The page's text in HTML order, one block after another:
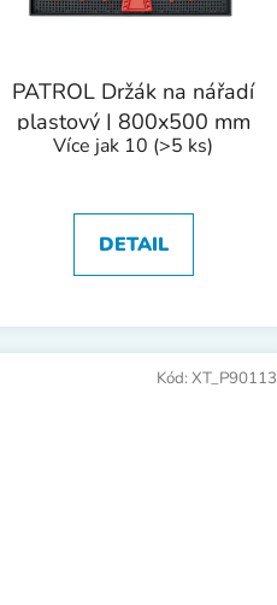
PATROL Držák na nářadí
plastový | 800x500 mm
Více jak 10 (>5 ks)
DETAIL
Kód: XT_P90113